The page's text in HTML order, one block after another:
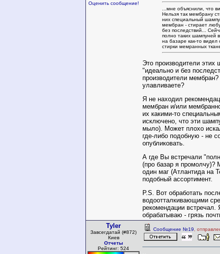
Оценить сообщение!
...мне объяснили, что
Нельзя так мембрану
них специальный
мембран - стирает
без последствий...
полно таких шампуней
на базаре как-то видел
стирки мемранных
Это производители
"идеально и без
производители
улавливаете?
Я не находил
мембран и/или
их какими-то
исключено, что эти
мыло). Может плохо
где-либо подобную - не
опубликовать.
А где Вы встречали
(про базар я промолчу)?
один маг (Атлантида на
подобный ассортимент.
P.S. Вот обработать
водоотталкивающими
рекомендации встречал.
обрабатываю - грязь
Tyler
Завсегдатай (#872)
Киев
Отчеты
Рейтинг: 524
Сообщение №19 ,